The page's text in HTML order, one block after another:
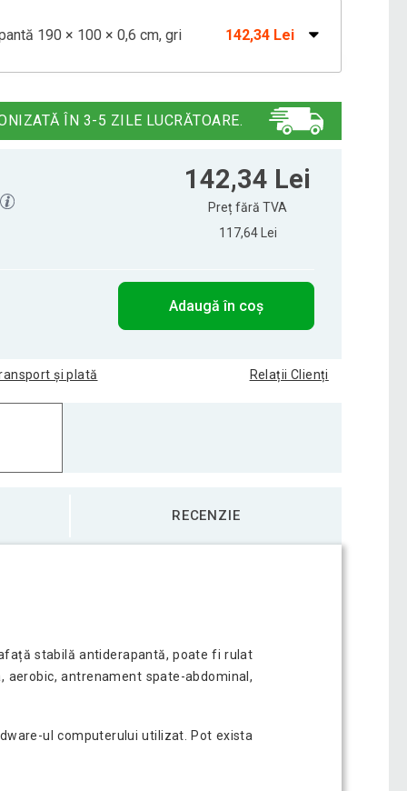
190 × 100 × 0,6 cm, gri 142,34 Lei
190 × 100 × 0,6 cm roz 128,96 Lei
131,76 Lei
190 × 100 x 0,6 cm portocaliu
190 × 100 x 0,6 cm violet 299,90 Lei
190 × 100 x 0,6 cm turcoaz
ÎN 3-5 ZILE LUCRĂTOARE.
142,34 Lei
Preț fără TVA
117,64 Lei
Adaugă în coș
și plată Relații Clienți
RECENZIE
stabilă antiderapantă, poate fi rulat
antrenament spate-abdominal,
ul computerului utilizat. Pot exista